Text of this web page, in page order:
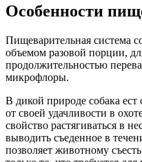
Особенности
Пищеварительная система
объемом разовой порции,
продолжительностью
микрофлоры.
В дикой природе собака ест
от своей удачливости в
свойство растягиваться в
выводить съеденное в
позволяет животному